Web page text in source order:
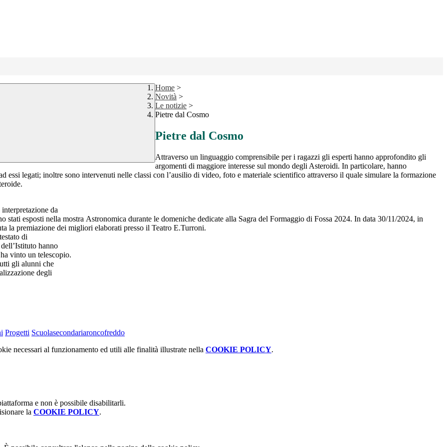
Home >
Novità >
Le notizie >
Pietre dal Cosmo
Pietre dal Cosmo
Attraverso un linguaggio comprensibile per i ragazzi gli esperti hanno approfondito gli
argomenti di maggiore interesse sul mondo degli Asteroidi. In particolare, hanno
essi legati; inoltre sono intervenuti nelle classi con l’ausilio di video, foto e materiale scientifico attraverso il quale simulare la formazione
da
esposti nella mostra Astronomica durante le domeniche dedicate alla Sagra del Formaggio di Fossa 2024. In data 30/11/2024, in
la premiazione dei migliori elaborati presso il Teatro E.Turroni.
di
hanno
vinto un telescopio.
gli alunni che
degli
Progetti Scuolasecondariaroncofreddo
necessari al funzionamento ed utili alle finalità illustrate nella COOKIE POLICY.
e non è possibile disabilitarli.
la COOKIE POLICY.